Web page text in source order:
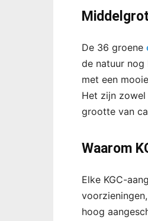
De 36 groene
de natuur nog
met een
Het zijn
grootte van
Waarom
Elke KGC-
hoog